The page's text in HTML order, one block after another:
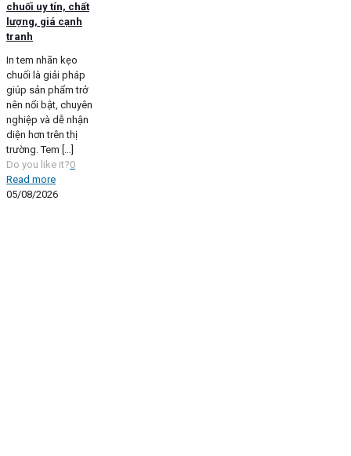
chuối uy tín, chất
lượng, giá cạnh
tranh
In tem nhãn kẹo
chuối là giải pháp
giúp sản phẩm trở
nên nổi bật, chuyên
nghiệp và dễ nhận
diện hơn trên thị
trường. Tem […]
Do you like it?0
Read more
05/08/2026